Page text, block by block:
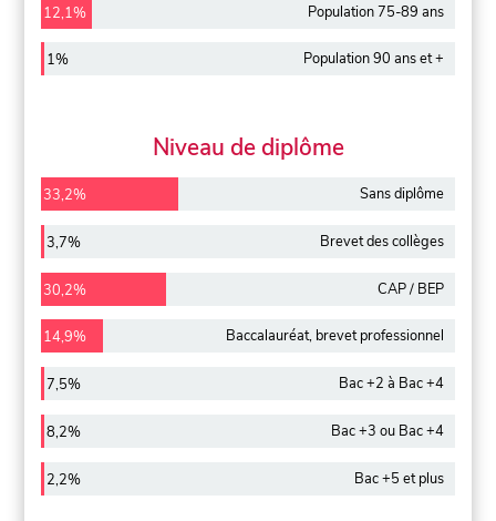
12,1% Population 75-89 ans
1% Population 90 ans et +
Niveau de diplôme
33,2% Sans diplôme
3,7% Brevet des collèges
30,2% CAP / BEP
14,9% Baccalauréat, brevet professionnel
7,5% Bac +2 à Bac +4
8,2% Bac +3 ou Bac +4
2,2% Bac +5 et plus